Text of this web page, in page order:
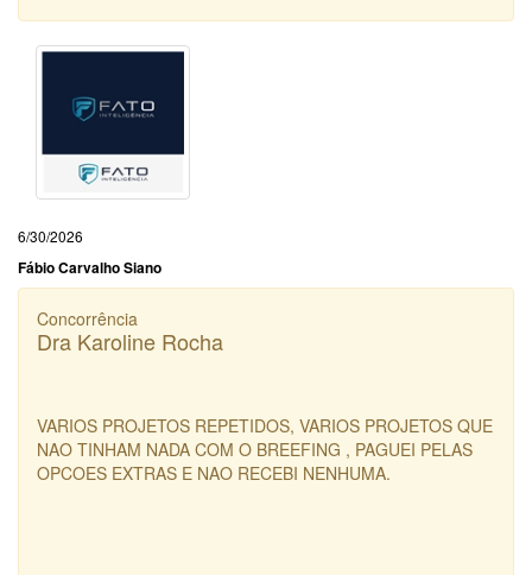
6/30/2026
Fábio Carvalho Siano
Concorrência
Dra Karoline Rocha
VARIOS PROJETOS REPETIDOS, VARIOS PROJETOS QUE
NAO TINHAM NADA COM O BREEFING , PAGUEI PELAS
OPCOES EXTRAS E NAO RECEBI NENHUMA.